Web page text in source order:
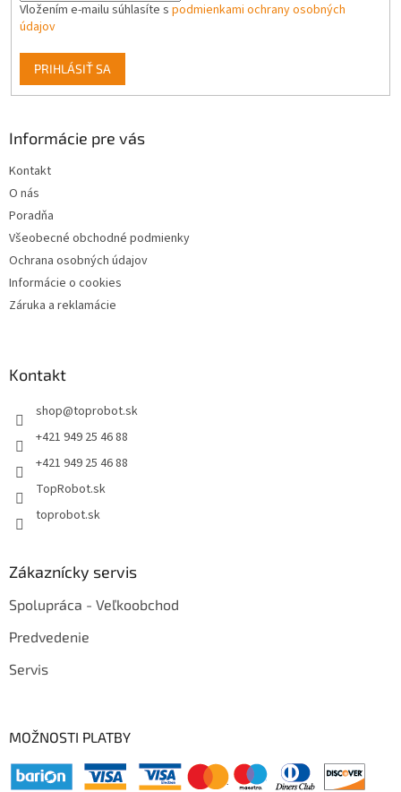
Vložením e-mailu súhlasíte s podmienkami ochrany osobných
údajov
PRIHLÁSIŤ SA
Informácie pre vás
Kontakt
O nás
Poradňa
Všeobecné obchodné podmienky
Ochrana osobných údajov
Informácie o cookies
Záruka a reklamácie
Kontakt
shop@toprobot.sk
+421 949 25 46 88
+421 949 25 46 88
TopRobot.sk
toprobot.sk
Zákaznícky servis
Spolupráca - Veľkoobchod
Predvedenie
Servis
MOŽNOSTI PLATBY